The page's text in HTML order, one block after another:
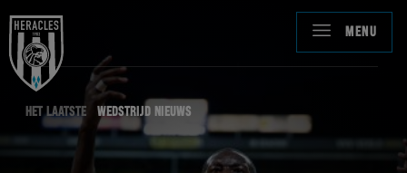
MENU
HET LAATSTE WEDSTRIJD NIEUWS